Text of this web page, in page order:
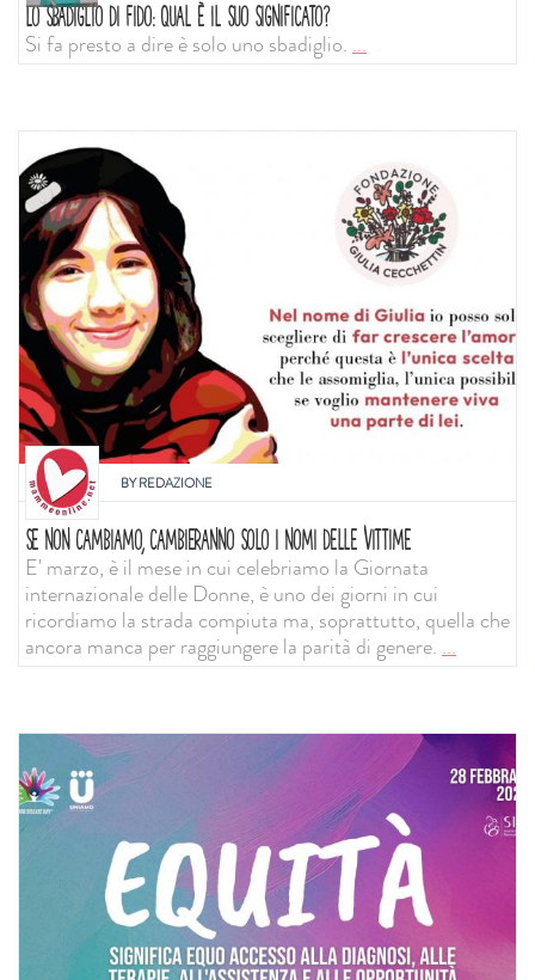
LO SBADIGLIO DI FIDO: QUAL È IL SUO SIGNIFICATO?
Si fa presto a dire è solo uno sbadiglio....
BYREDAZIONE
SE NON CAMBIAMO, CAMBIERANNO SOLO I NOMI DELLE VITTIME
E' marzo, è il mese in cui celebriamo la Giornata
internazionale delle Donne, è uno dei giorni in cui
ricordiamo la strada compiuta ma, soprattutto, quella che
ancora manca per raggiungere la parità di genere. ...